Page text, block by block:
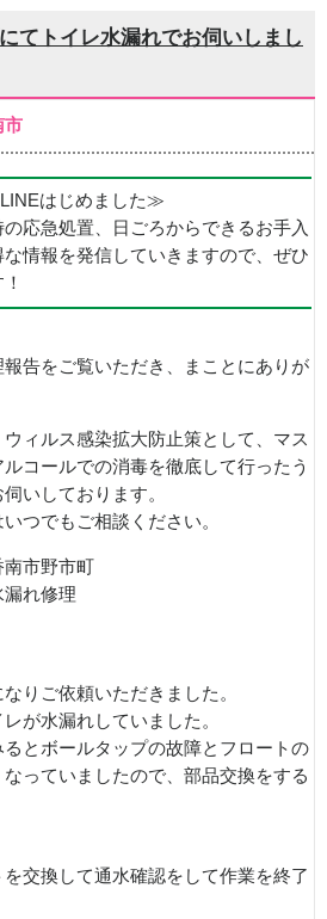
てトイレ水漏れでお伺いしまし
市
はじめました≫
応急処置、日ごろからできるお手入
情報を発信していきますので、ぜひ
告をご覧いただき、まことにありが
ィルス感染拡大防止策として、マス
コールでの消毒を徹底して行ったう
いしております。
つでもご相談ください。
市野市町
れ修理
りご依頼いただきました。
が水漏れしていました。
とボールタップの故障とフロートの
っていましたので、部品交換をする
交換して通水確認をして作業を終了